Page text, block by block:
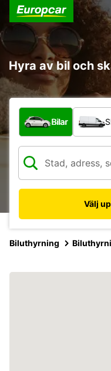
Hyra av bil och
Vilken typ av fordon?
Bilar
Välj
Biluthyrning